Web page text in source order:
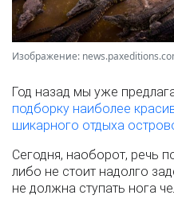
Изображение:
Год назад мы уже
подборку наиболее
шикарного отдыха
Сегодня, наоборот, речь
либо не стоит надолго
не должна ступать нога